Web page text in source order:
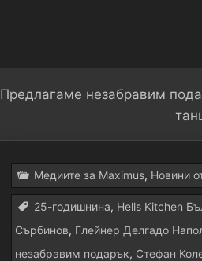
Предлагаме незабравим
Медиите за Maximus, Новини
25-годишнина, Hells Kitchen
Сърбинов, Глейнер Делгадо
незабравим подарък, Стефан